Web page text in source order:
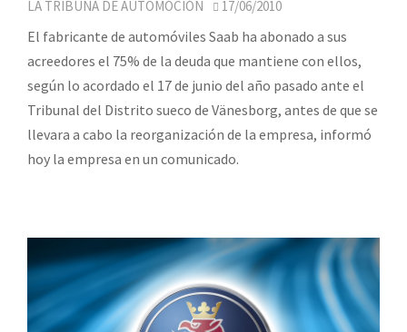
LA TRIBUNA DE AUTOMOCIÓN 17/06/2010
El fabricante de automóviles Saab ha abonado a sus
acreedores el 75% de la deuda que mantiene con ellos,
según lo acordado el 17 de junio del año pasado ante el
Tribunal del Distrito sueco de Vänesborg, antes de que se
llevara a cabo la reorganización de la empresa, informó
hoy la empresa en un comunicado.